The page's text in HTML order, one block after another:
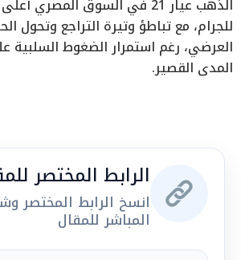
للجرام، مع تباطؤ وتيرة التراجع وتحول
العرضي، رغم استمرار الضغوط السلبية
المدى القصير.
الرابط المختصر
انسخ الرابط المختصر
المباشر للمقال